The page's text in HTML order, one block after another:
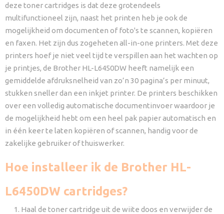
deze toner cartridges is dat deze grotendeels
multifunctioneel zijn, naast het printen heb je ook de
mogelijkheid om documenten of foto's te scannen, kopiëren
en faxen. Het zijn dus zogeheten all-in-one printers. Met deze
printers hoef je niet veel tijd te verspillen aan het wachten op
je printjes, de Brother HL-L6450DW heeft namelijk een
gemiddelde afdruksnelheid van zo’n 30 pagina’s per minuut,
stukken sneller dan een inkjet printer. De printers beschikken
over een volledig automatische documentinvoer waardoor je
de mogelijkheid hebt om een heel pak papier automatisch en
in één keer te laten kopiëren of scannen, handig voor de
zakelijke gebruiker of thuiswerker.
Hoe installeer ik de Brother HL-
L6450DW cartridges?
Haal de toner cartridge uit de wiite doos en verwijder de